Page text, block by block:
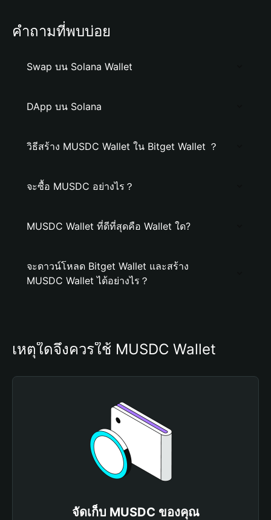
คำถามที่พบบ่อย
Swap บน Solana Wallet
DApp บน Solana
วิธีสร้าง MUSDC Wallet ใน Bitget Wallet ？
จะซื้อ MUSDC อย่างไร？
MUSDC Wallet ที่ดีที่สุดคือ Wallet ใด?
จะดาวน์โหลด Bitget Wallet และสร้าง
MUSDC Wallet ได้อย่างไร？
เหตุใดจึงควรใช้ MUSDC Wallet
จัดเก็บ MUSDC ของคุณ